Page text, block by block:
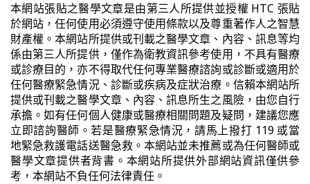
本網站張貼之醫學文章是由第三人所提供並授權 HTC 張貼
於網站，任何使用必須遵守使用條款以及尊重著作人之智慧
財產權。本網站所提供或刊載之醫學文章、內容、訊息等均
係由第三人所提供，僅作為衛教資訊參考使用，不具有醫療
或診療目的，亦不得取代任何專業醫療諮詢或診斷或適用於
任何醫療緊急情況、診斷或疾病及症狀治療。信賴本網站所
提供或刊載之醫學文章、內容、訊息所生之風險，由您自行
承擔。如有任何個人健康或醫療相關問題及疑問，建議您應
立即諮詢醫師。若是醫療緊急情況，請馬上撥打 119 或當
地緊急救護電話送醫急救。本網站並未推薦或為任何醫師或
醫學文章提供者背書。本網站所提供外部網站資訊僅供參
考，本網站不負任何法律責任。